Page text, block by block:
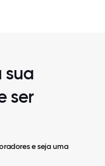
sua
ser
e seja uma